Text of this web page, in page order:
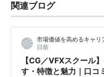
関連ブログ
市場価値を高めるキャ
日前
【CG／VFXスクール
す・特徴と魅力｜口コ